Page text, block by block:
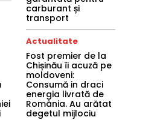
carburant și
transport
Actualitate
Fost premier de la
Chișinău îi acuză pe
moldoveni:
Consumă in draci
energia livrată de
România. Au arătat
degetul mijlociu